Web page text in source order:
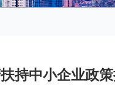
持中小企业政